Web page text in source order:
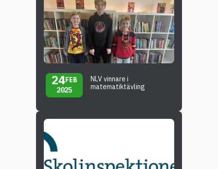
24FEB
2025
NLV vinnare i
matematiktävling